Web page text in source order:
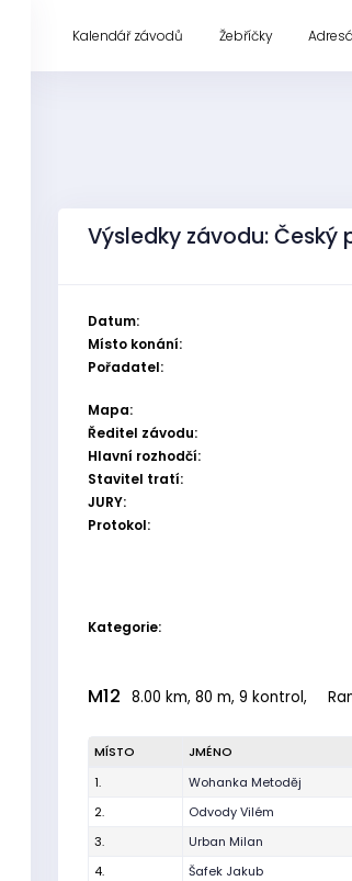
Kalendář závodů Žebříčky
Výsledky závodu: Český
Datum:
Místo konání:
Pořadatel:
Mapa:
Ředitel závodu:
Hlavní rozhodčí:
Stavitel tratí:
JURY:
Protokol:
Kategorie:
M12 8.00 km, 80 m, 9 kontrol,
MÍSTO JMÉNO
1.
Wohanka Metoděj
2.
Odvody Vilém
3.
Urban Milan
4.
Šafek Jakub